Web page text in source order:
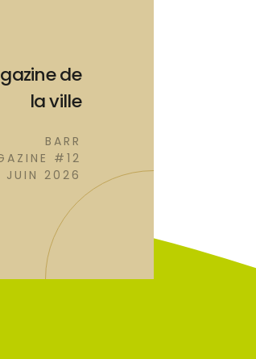
de
la ville
BARR
#12
2026